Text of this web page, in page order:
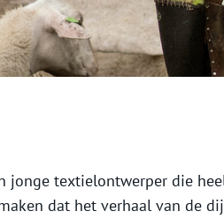
jonge textielontwerper die
dat het verhaal van de